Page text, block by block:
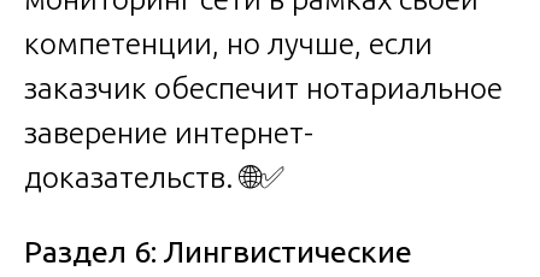
компетенции, но лучше, если
заказчик обеспечит нотариальное
заверение интернет-
доказательств. 🌐✅
Раздел 6: Лингвистические